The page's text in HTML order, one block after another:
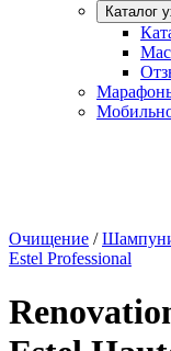
Каталог
Очищение /
Estel Professional